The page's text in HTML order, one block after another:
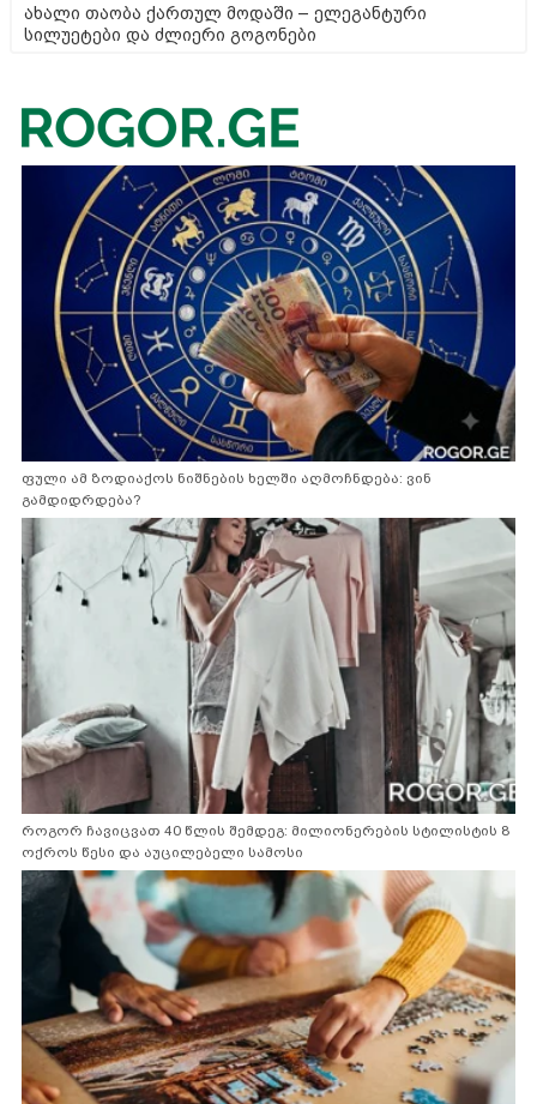
ახალი თაობა ქართულ მოდაში – ელეგანტური
სილუეტები და ძლიერი გოგონები
ფული ამ ზოდიაქოს ნიშნების ხელში აღმოჩნდება: ვინ
გამდიდრდება?
როგორ ჩავიცვათ 40 წლის შემდეგ: მილიონერების სტილისტის 8
ოქროს წესი და აუცილებელი სამოსი